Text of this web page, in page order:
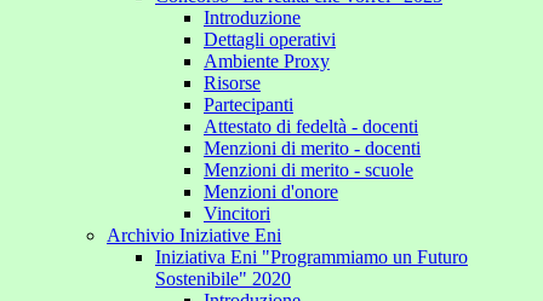
Introduzione
Dettagli operativi
Ambiente Proxy
Risorse
Partecipanti
Attestato di fedeltà - docenti
Menzioni di merito - docenti
Menzioni di merito - scuole
Menzioni d'onore
Vincitori
Archivio Iniziative Eni
Iniziativa Eni "Programmiamo un Futuro
Sostenibile" 2020